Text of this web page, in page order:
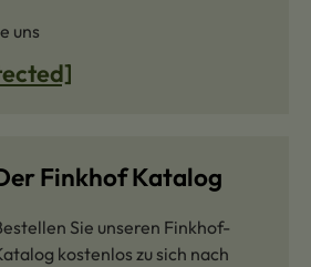
uns
Finkhof Katalog
Sie unseren Finkhof-
kostenlos zu sich nach